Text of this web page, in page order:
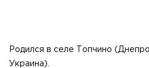
Родился в селе Топчино
Украина).